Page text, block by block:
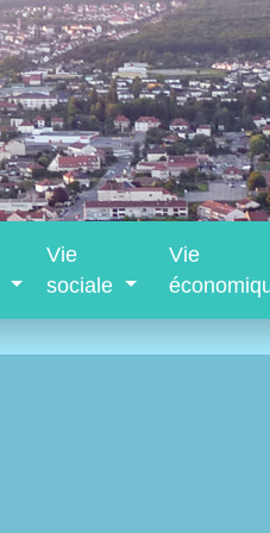
Vie
sociale
Vie